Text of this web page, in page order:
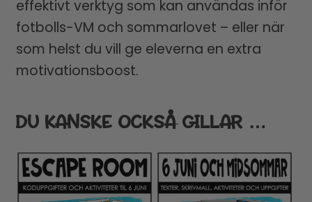
effektivt verktyg som kan användas inför
fotbolls-VM och sommarlovet – eller när
som helst du vill ge eleverna en extra
motivationsboost.
DU KANSKE OCKSÅ GILLAR …